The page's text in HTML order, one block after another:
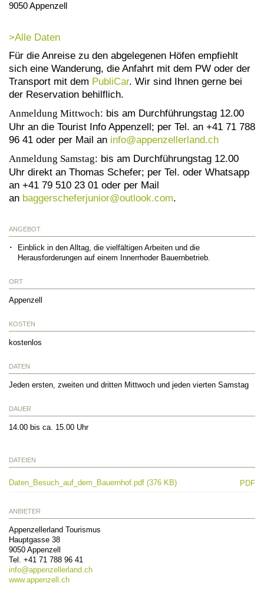
9050 Appenzell
>Alle Daten
Für die Anreise zu den abgelegenen Höfen empfiehlt
sich eine Wanderung, die Anfahrt mit dem PW oder der
Transport mit dem PubliCar. Wir sind Ihnen gerne bei
der Reservation behilflich.
Anmeldung Mittwoch: bis am Durchführungstag 12.00
Uhr an die Tourist Info Appenzell; per Tel. an +41 71 788
96 41 oder per Mail an info@appenzellerland.ch
Anmeldung Samstag: bis am Durchführungstag 12.00
Uhr direkt an Thomas Schefer; per Tel. oder Whatsapp
an +41 79 510 23 01 oder per Mail
an baggerscheferjunior@outlook.com.
ANGEBOT
Einblick in den Alltag, die vielfältigen Arbeiten und die
Herausforderungen auf einem Innerrhoder Bauernbetrieb.
ORT
Appenzell
KOSTEN
kostenlos
DATEN
Jeden ersten, zweiten und dritten Mittwoch und jeden vierten Samstag
DAUER
14.00 bis ca. 15.00 Uhr
DATEIEN
Daten_Besuch_auf_dem_Bauernhof.pdf (376 KB) PDF
ANBIETER
Appenzellerland Tourismus
Hauptgasse 38
9050 Appenzell
Tel. +41 71 788 96 41
info@appenzellerland.ch
www.appenzell.ch